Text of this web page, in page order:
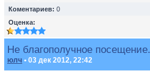
Коментариев: 0
Оценка:
Не благополучное посещение.
юлч • 03 дек 2012, 22:42